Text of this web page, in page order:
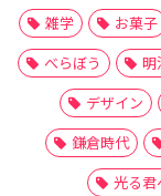
雑学
お菓子
べらぼう
明
デザイン
鎌倉時代
光る君